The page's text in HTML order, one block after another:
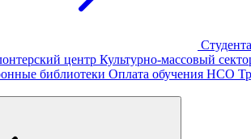
центр Культурно-массовый
библиотеки Оплата обучения НСО